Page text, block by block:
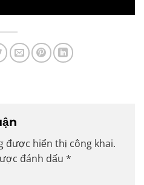
được hiển thị công khai.
đánh dấu *